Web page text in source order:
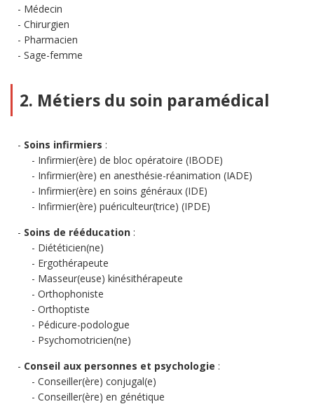
Médecin
Chirurgien
Pharmacien
Sage-femme
2. Métiers du soin paramédical
Soins infirmiers :
Infirmier(ère) de bloc opératoire (IBODE)
Infirmier(ère) en anesthésie-réanimation (IADE)
Infirmier(ère) en soins généraux (IDE)
Infirmier(ère) puériculteur(trice) (IPDE)
Soins de rééducation :
Diététicien(ne)
Ergothérapeute
Masseur(euse) kinésithérapeute
Orthophoniste
Orthoptiste
Pédicure-podologue
Psychomotricien(ne)
Conseil aux personnes et psychologie :
Conseiller(ère) conjugal(e)
Conseiller(ère) en génétique